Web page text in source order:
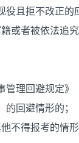
役且拒不改正
或者被依法追
管理回避规定
回避情形的；
不得报考的情形